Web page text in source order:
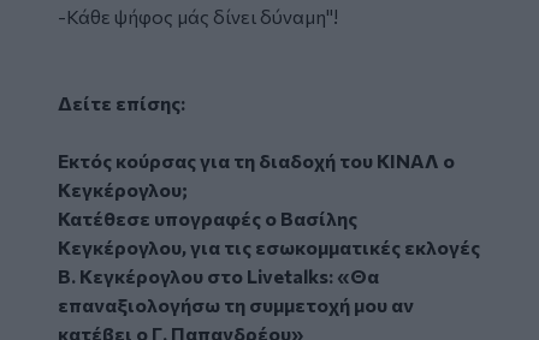
-Κάθε ψήφος μάς δίνει δύναμη"!
Δείτε επίσης:
Εκτός κούρσας για τη διαδοχή του ΚΙΝΑΛ ο
Κεγκέρογλου;
Κατέθεσε υπογραφές ο Βασίλης
Κεγκέρογλου, για τις εσωκομματικές εκλογές
Β. Κεγκέρογλου στο Livetalks: «Θα
επαναξιολογήσω τη συμμετοχή μου αν
κατέβει ο Γ. Παπανδρέου»